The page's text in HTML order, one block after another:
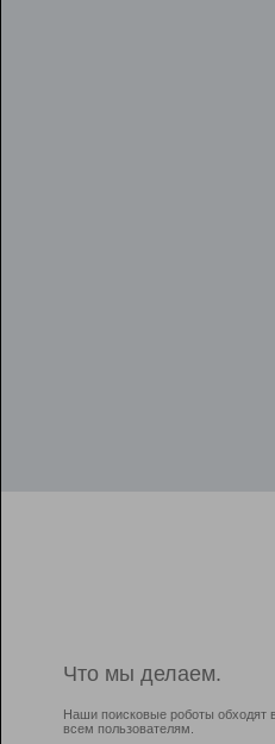
Что мы делаем.
Наши поисковые роботы обходят
всем пользователям.